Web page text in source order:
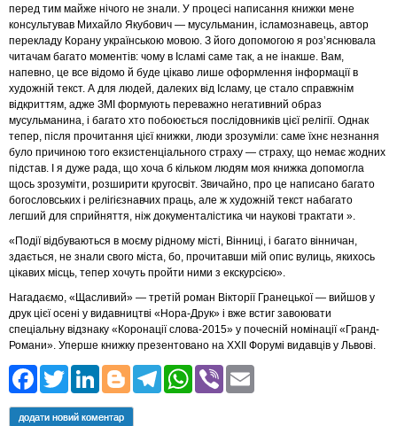
перед тим майже нічого не знали. У процесі написання книжки мене
консультував Михайло Якубович — мусульманин, ісламознавець, автор
перекладу Корану українською мовою. З його допомогою я роз’яснювала
читачам багато моментів: чому в Ісламі саме так, а не інакше. Вам,
напевно, це все відомо й буде цікаво лише оформлення інформації в
художній текст. А для людей, далеких від Ісламу, це стало справжнім
відкриттям, адже ЗМІ формують переважно негативний образ
мусульманина, і багато хто побоюється послідовників цієї релігії. Однак
тепер, після прочитання цієї книжки, люди зрозуміли: саме їхнє незнання
було причиною того екзистенціального страху — страху, що немає жодних
підстав. І я дуже рада, що хоча б кільком людям моя книжка допомогла
щось зрозуміти, розширити кругосвіт. Звичайно, про це написано багато
богословських і релігієзнавчих праць, але ж художній текст набагато
легший для сприйняття, ніж документалістика чи наукові трактати ».
«Події відбуваються в моєму рідному місті, Вінниці, і багато вінничан,
здається, не знали свого міста, бо, прочитавши мій опис вулиць, якихось
цікавих місць, тепер хочуть пройти ними з екскурсією».
Нагадаємо, «Щасливий» — третій роман Вікторії Гранецької — вийшов у
друк цієї осені у видавництві «Нора-Друк» і вже встиг завоювати
спеціальну відзнаку «Коронації слова-2015» у почесній номінації «Гранд-
Романи». Уперше книжку презентовано на XXII Форумі видавців у Львові.
Facebook
Twitter
LinkedIn
Blogger
Telegram
WhatsApp
Viber
додати новий коментар